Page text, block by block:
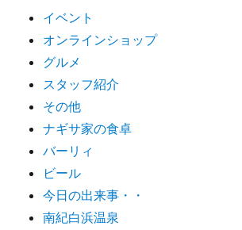
イベント
オンラインショップ
グルメ
スタッフ紹介
その他
ナギサ家の食卓
バーリィ
ビール
今日の出来事・・
南紀白浜温泉